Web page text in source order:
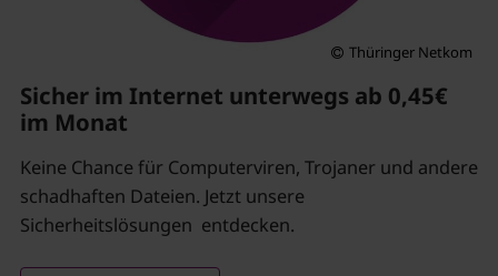
Thüringer Netkom
Sicher im Internet unterwegs ab 0,45€
im Monat
Keine Chance für Computerviren, Trojaner und andere
schadhaften Dateien. Jetzt unsere
Sicherheitslösungen entdecken.